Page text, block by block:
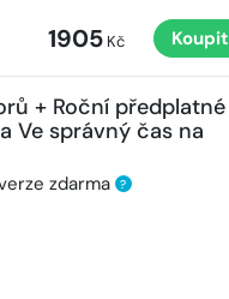
1905Kč Koupit
+ Roční předplatné
Ve správný čas na
zdarma ?